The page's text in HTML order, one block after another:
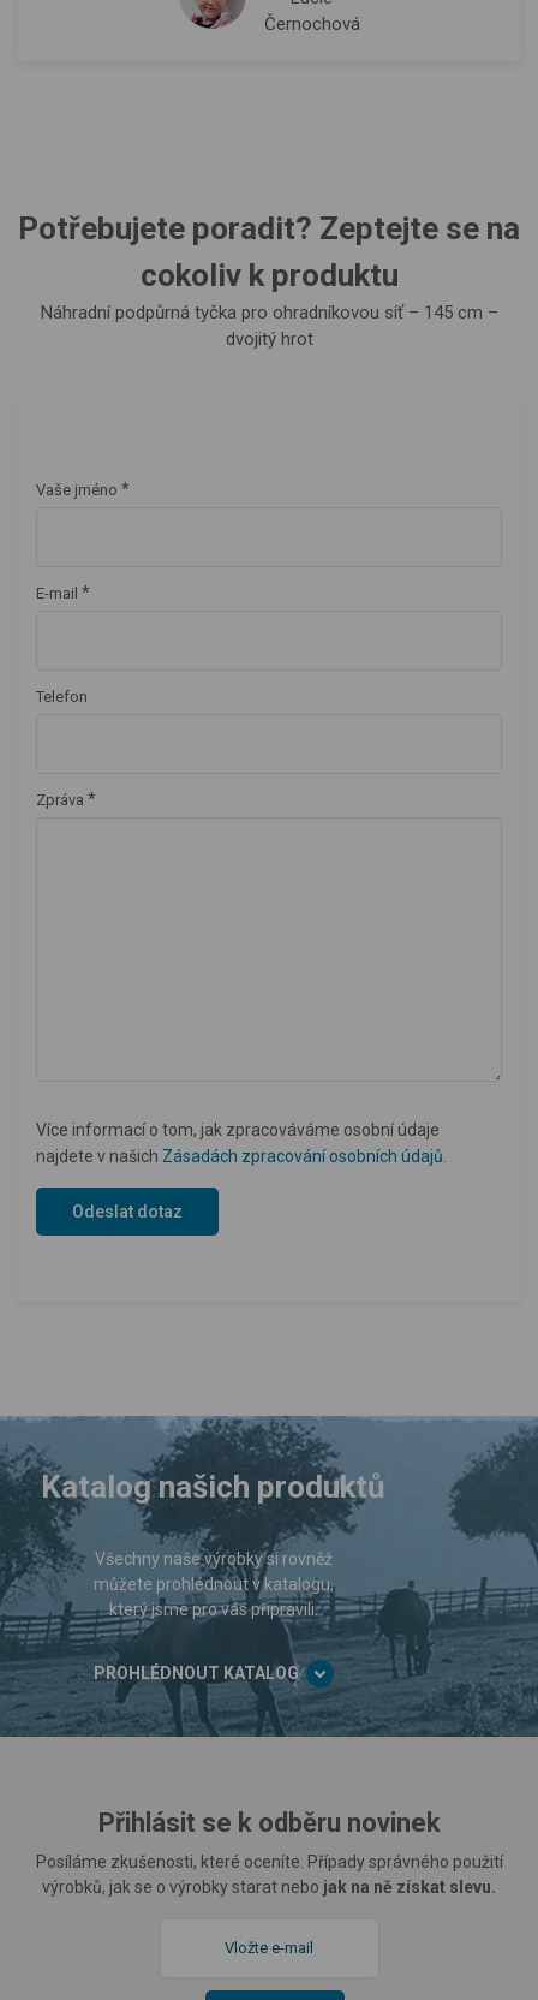
Černochová
Potřebujete poradit? Zeptejte se na
cokoliv k produktu
Náhradní podpůrná tyčka pro ohradníkovou síť – 145 cm –
dvojitý hrot
Vaše jméno *
E-mail *
Telefon
Zpráva *
Více informací o tom, jak zpracováváme osobní údaje
najdete v našich Zásadách zpracování osobních údajů
Katalog našich produktů
Všechny naše výrobky si rovněž
můžete prohlédnout v katalogu,
který jsme pro vás připravili.
PROHLÉDNOUT KATALOG
Přihlásit se k odběru novinek
Posíláme zkušenosti, které oceníte. Případy správného použití
výrobků, jak se o výrobky starat nebo jak na ně získat slevu.